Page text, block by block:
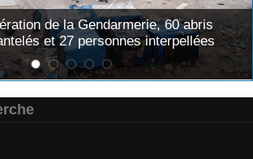
Tivaouane : les
Tidianes pour le Gamou 2026